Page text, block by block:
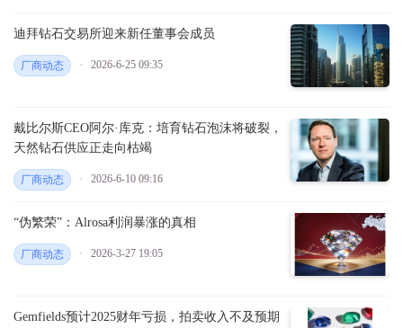
迪拜钻石交易所迎来新任董事会成员
厂商动态 2026-6-25 09:35
戴比尔斯CEO阿尔·库克：培育钻石泡沫将破裂，
天然钻石供应正走向枯竭
厂商动态 2026-6-10 09:16
“伪繁荣”：Alrosa利润暴涨的真相
厂商动态 2026-3-27 19:05
Gemfields预计2025财年亏损，拍卖收入不及预期